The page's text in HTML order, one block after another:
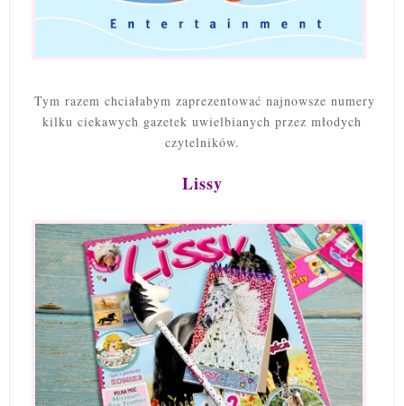
Tym razem chciałabym zaprezentować najnowsze numery
kilku ciekawych gazetek uwielbianych przez młodych
czytelników.
Lissy